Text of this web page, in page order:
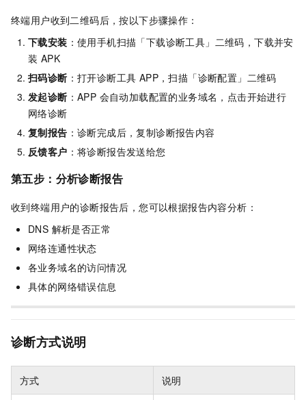
终端用户收到二维码后，按以下步骤操作：
下载安装 ：使用手机扫描「下载诊断工具」二维码，下载并安
装 APK
扫码诊断 ：打开诊断工具 APP，扫描「诊断配置」二维码
发起诊断 ：APP 会自动加载配置的业务域名，点击开始进行
网络诊断
复制报告 ：诊断完成后，复制诊断报告内容
反馈客户 ：将诊断报告发送给您
第五步：分析诊断报告
收到终端用户的诊断报告后，您可以根据报告内容分析：
DNS 解析是否正常
网络连通性状态
各业务域名的访问情况
具体的网络错误信息
诊断方式说明
方式 说明